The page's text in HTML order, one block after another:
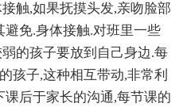
触,如果抚摸头发,亲吻脸部
免.身体接触.对班里一些
的孩子要放到自己身边.每
孩子,这种相互带动,非常利
后于家长的沟通,每节课的